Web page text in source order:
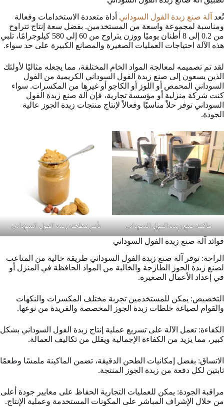
تُعد آلة صنع زبدة الفول السوداني أداة متعددة الاستخدامات وفعالة
ومناسبة لمجموعة واسعة من المستخدمين. بفضل سعة إنتاج تتراوح
من 0.2 إلى 8 أطنان يوميًا ووزن يتراوح من 60 إلى 580 كيلوجرامًا، تلبي
هذه الآلة احتياجات العمليات الصغيرة والمصانع الكبيرة على حد سواء.
لقد تم تصميمه لمعالجة المواد الخام المختلفة، مما يجعله مثاليًا لأولئك
الذين يسعون إلى صنع زبدة الفول السوداني الكريمية من الفول
السوداني المحمص أو اللوز أو الكاجو أو غيرها من المكسرات. سواء
كنت شركة منزلية أو مؤسسة تجارية، فإن آلة صنع زبدة الفول
السوداني توفر حلاً مناسبًا وفعالاً لإنتاج منتجات زبدة الجوز عالية
الجودة.
ماكينة صنع زبدة الفول السوداني تأثير مطحنة زبدة الفول السوداني
فوائد آلة صنع زبدة الفول السوداني
الراحة: توفر آلة صنع زبدة الفول السوداني طريقة خالية من المتاعب
لصنع زبدة الجوز الطازجة والخالية من المواد الحافظة في المنزل أو
في إعداد الأعمال الصغيرة.
التخصيص: يمكن للمستخدمين تجربة مختلف المكسرات والنكهات
والقوام لصياغة خلطات زبدة الجوز المخصصة والفريدة من نوعها.
الكفاءة: تعمل الآلة على تسريع عملية إنتاج زبدة الفول السوداني بشكل
كبير، مما يزيد من الكفاءة الإجمالية ويقلل من تكاليف العمالة.
الاتساق: بفضل إمكانيات الطحن الدقيقة، تضمن الماكينة ملمسًا وطعمًا
ثابتين لكل دفعة من زبدة الجوز المنتجة.
مراقبة الجودة: يمكن للعمليات التجارية الحفاظ على معايير جودة أعلى
من خلال الإشراف المباشر على المكونات المستخدمة وعملية الإنتاج.